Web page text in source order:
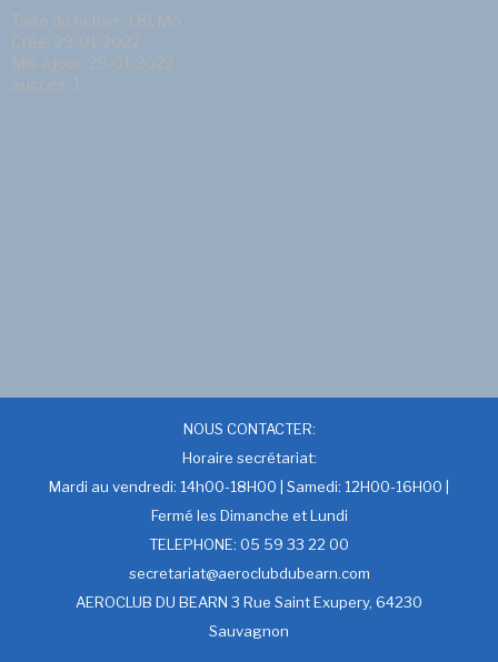
Taille du fichier: 1.81 Mo
Créé: 29-01-2022
Mis à jour: 29-01-2022
Succès: 1
NOUS CONTACTER:
Horaire secrétariat:
Mardi au vendredi: 14h00-18H00 | Samedi: 12H00-16H00 |
Fermé les Dimanche et Lundi
TELEPHONE: 05 59 33 22 00
secretariat@aeroclubdubearn.com
AEROCLUB DU BEARN 3 Rue Saint Exupery, 64230
Sauvagnon